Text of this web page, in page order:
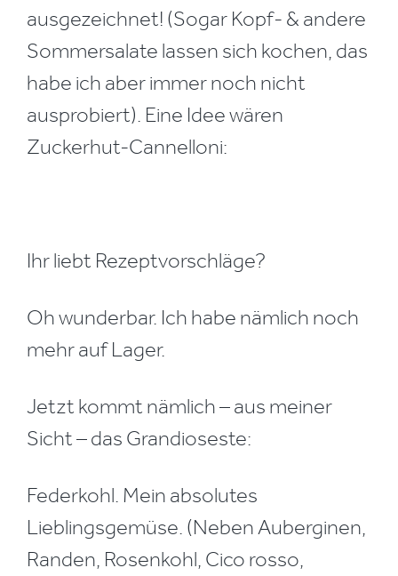
ausgezeichnet! (Sogar Kopf- & andere
Sommersalate lassen sich kochen, das
habe ich aber immer noch nicht
ausprobiert). Eine Idee wären
Zuckerhut-Cannelloni:
Ihr liebt Rezeptvorschläge?
Oh wunderbar. Ich habe nämlich noch
mehr auf Lager.
Jetzt kommt nämlich – aus meiner
Sicht – das Grandioseste:
Federkohl. Mein absolutes
Lieblingsgemüse. (Neben Auberginen,
Randen, Rosenkohl, Cico rosso,